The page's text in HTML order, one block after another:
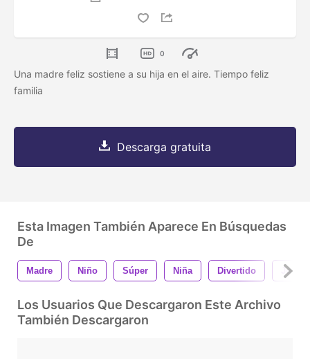
0
Una madre feliz sostiene a su hija en el aire. Tiempo feliz
familia
Descarga gratuita
Esta Imagen También Aparece En Búsquedas
De
Madre Niño Súper Niña Divertido
Los Usuarios Que Descargaron Este Archivo
También Descargaron